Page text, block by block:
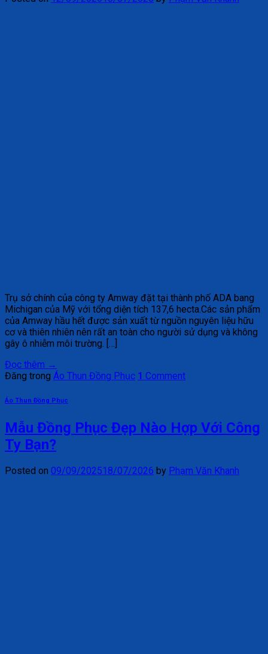
Trụ sở chính của công ty Amway đặt tại thành phố ADA bang
Michigan của Mỹ với tổng diện tích 137,6 hecta.Các sản phẩm
của Amway hầu hết được sản xuất từ nguồn nguyên liệu hữu
cơ và thiên nhiên nên rất an toàn cho người sử dụng và không
gây ô nhiễm môi trường. […]
Đọc thêm →
Đăng trong Áo Thun Đồng Phục 1 Comment
Áo Thun Đồng Phục
Mẫu Đồng Phục Đẹp Nào Hợp Với Công
Ty Bạn?
Posted on 09/09/202518/07/2026 by Phạm Văn Khanh